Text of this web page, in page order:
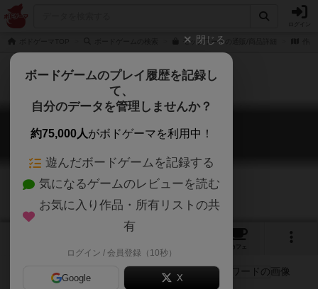
モックワードの通販/商品詳細
モックワード
Mock Word
カフェ
閉じる
ボードゲームのプレイ履歴を記録し
て、
自分のデータを管理しませんか？
約75,000人がボドゲーマを利用中！
遊んだボードゲームを記録する
気になるゲームのレビューを読む
お気に入り作品・所有リストの共
有
ログイン / 会員登録（10秒）
Google X